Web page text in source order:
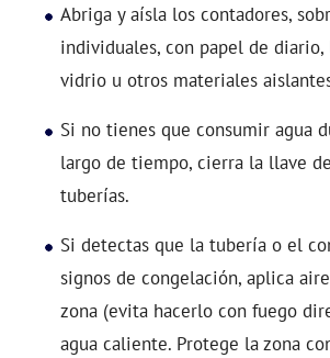
Abriga y aísla los contadores,
individuales, con papel de diario,
vidrio u otros materiales
Si no tienes que consumir agua
largo de tiempo, cierra la llave
tuberías.
Si detectas que la tubería o el
signos de congelación, aplica
zona (evita hacerlo con fuego
agua caliente. Protege la zona